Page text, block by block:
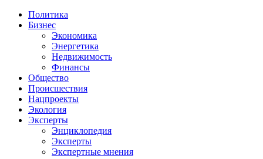
Политика
Бизнес
Экономика
Энергетика
Недвижимость
Финансы
Общество
Происшествия
Нацпроекты
Экология
Эксперты
Энциклопедия
Эксперты
Экспертные мнения